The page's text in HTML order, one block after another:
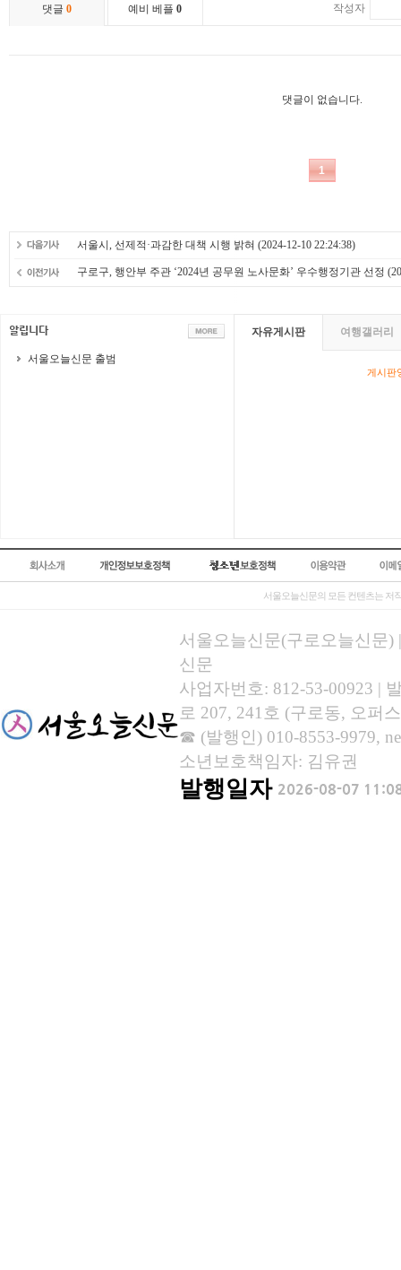
서울시, 선제적·과감한 대책 시행 밝혀 (2024-12-10 22:24:38)
구로구, 행안부 주관 ‘2024년 공무원 노사문화’ 우수행정기관 선정
서울오늘신문 출범
자유게시판 여행갤러리
게시판
서울오늘신문의 모든 컨텐츠는 저
서울오늘신문(구로오늘신문)
신문
사업자번호: 812-53-00923 |
로 207, 241호 (구로동, 오퍼
☎ (발행인) 010-8553-9979,
소년보호책임자: 김유권
발행일자